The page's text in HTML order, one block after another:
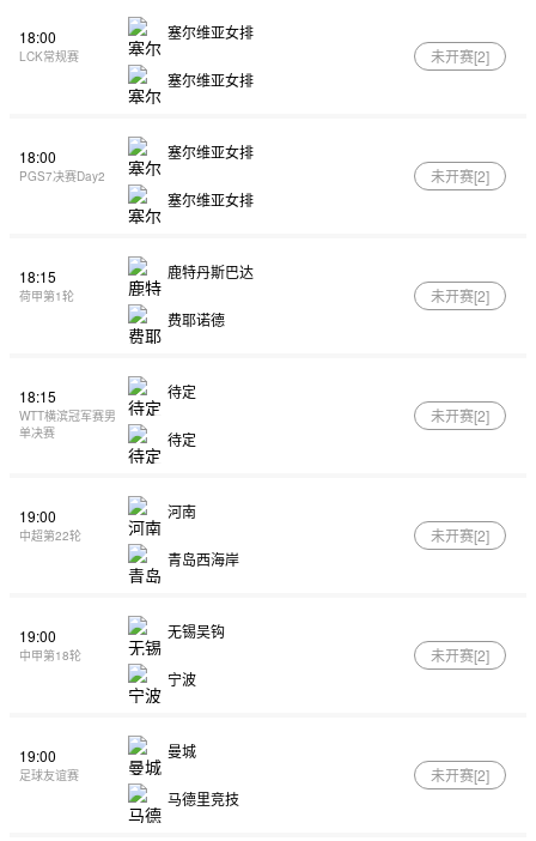
18:00
LCK常规赛
塞尔维亚女排
塞尔维亚女排
未开赛[2]
18:00
PGS7决赛Day2
塞尔维亚女排
塞尔维亚女排
未开赛[2]
18:15
荷甲第1轮
鹿特丹斯巴达
费耶诺德
未开赛[2]
18:15
WTT横滨冠军赛男
单决赛
待定
待定
未开赛[2]
19:00
中超第22轮
河南
青岛西海岸
未开赛[2]
19:00
中甲第18轮
无锡吴钩
宁波
未开赛[2]
19:00
足球友谊赛
曼城
马德里竞技
未开赛[2]